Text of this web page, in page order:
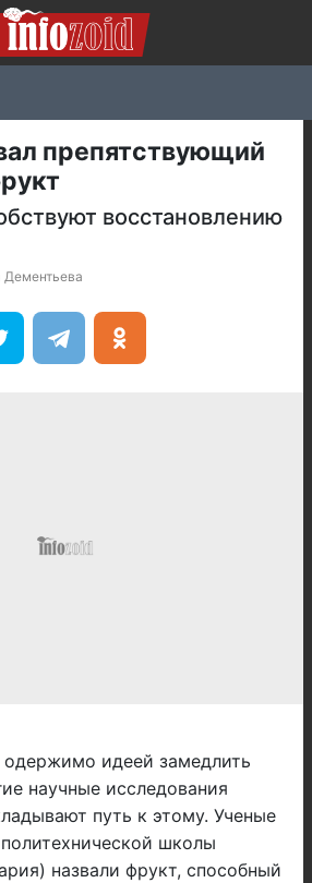
препятствующий
восстановлению
Дементьева
идеей замедлить
научные исследования
путь к этому. Ученые
школы
назвали фрукт, способный